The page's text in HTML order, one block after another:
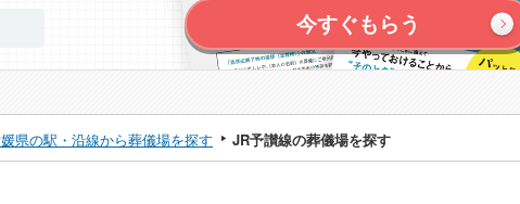
今すぐもらう
県の駅・沿線から葬儀場を探す JR予讃線の葬儀場を探す